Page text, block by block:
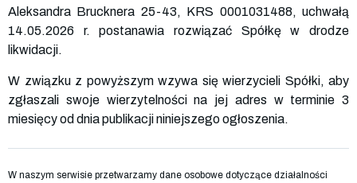
Aleksandra Brucknera 25-43, KRS 0001031488, uchwałą
14.05.2026 r. postanawia rozwiązać Spółkę w drodze
likwidacji.
W związku z powyższym wzywa się wierzycieli Spółki, aby
zgłaszali swoje wierzytelności na jej adres w terminie 3
miesięcy od dnia publikacji niniejszego ogłoszenia.
W naszym serwisie przetwarzamy dane osobowe dotyczące działalności